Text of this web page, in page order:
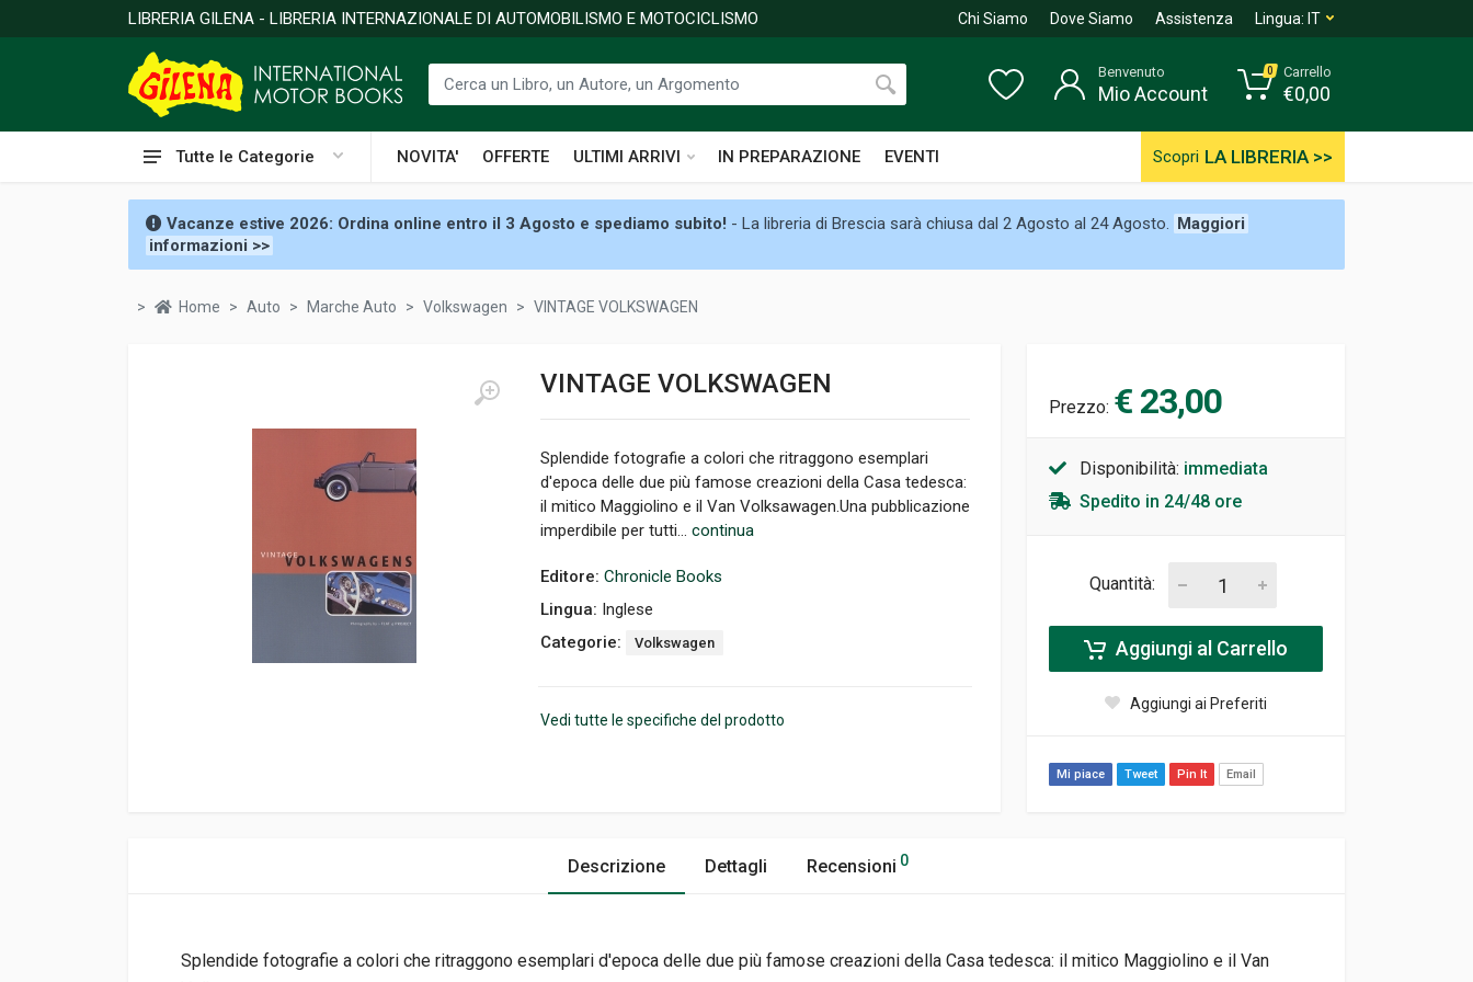
LIBRERIA GILENA - LIBRERIA INTERNAZIONALE DI AUTOMOBILISMO E MOTOCICLISMO Chi Siamo Dove Siamo Assistenza Lingua: IT
Tutte le Categorie NOVITA' OFFERTE ULTIMI ARRIVI IN PREPARAZIONE EVENTI Scopri LA LIBRERIA >>
Benvenuto
Mio Account
0 Carrello
€0,00
Vacanze estive 2026: Ordina online entro il 3 Agosto e spediamo subito! - La libreria di Brescia sarà chiusa dal 2 Agosto al 24 Agosto. Maggiori
informazioni >>
Home Auto Marche Auto Volkswagen VINTAGE VOLKSWAGEN
VINTAGE VOLKSWAGEN
Splendide fotografie a colori che ritraggono esemplari
d'epoca delle due più famose creazioni della Casa tedesca:
il mitico Maggiolino e il Van Volksawagen.Una pubblicazione
imperdibile per tutti... continua
Editore: Chronicle Books
Lingua: Inglese
Categorie:
Volkswagen
Vedi tutte le specifiche del prodotto
Prezzo: € 23,00
Disponibilità: immediata
Spedito in 24/48 ore
Quantità:
Aggiungi al Carrello
Aggiungi ai Preferiti
Mi piace Tweet Pin It Email
Descrizione Dettagli Recensioni 0
Splendide fotografie a colori che ritraggono esemplari d'epoca delle due più famose creazioni della Casa tedesca: il mitico Maggiolino e il Van